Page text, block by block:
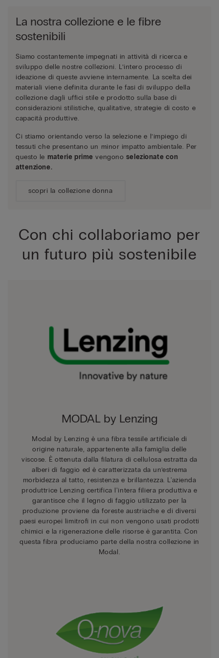
La nostra collezione e le fibre
sostenibili
Siamo costantemente impegnati in attività di ricerca e
sviluppo delle nostre collezioni. L’intero processo di
ideazione di queste avviene internamente. La scelta dei
materiali viene definita durante le fasi di sviluppo della
collezione dagli uffici stile e prodotto sulla base di
considerazioni stilistiche, qualitative, strategie di costo e
capacità produttive.
Ci stiamo orientando verso la selezione e l’impiego di
tessuti che presentano un minor impatto ambientale. Per
questo le materie prime vengono selezionate con
attenzione.
scopri la collezione donna
Con chi collaboriamo per
un futuro più sostenibile
MODAL by Lenzing
Modal by Lenzing è una fibra tessile artificiale di
origine naturale, appartenente alla famiglia delle
viscose. È ottenuta dalla filatura di cellulosa estratta da
alberi di faggio ed è caratterizzata da un’estrema
morbidezza al tatto, resistenza e brillantezza. L'azienda
produttrice Lenzing certifica l'intera filiera produttiva e
garantisce che il legno di faggio utilizzato per la
produzione proviene da foreste austriache e di diversi
paesi europei limitrofi in cui non vengono usati prodotti
chimici e la rigenerazione delle risorse è garantita. Con
questa fibra produciamo parte della nostra collezione in
Modal.